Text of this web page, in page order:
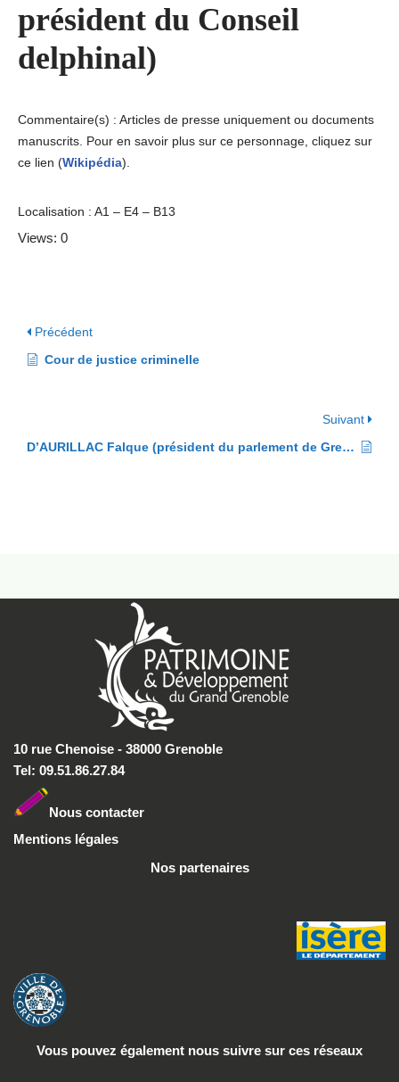
président du Conseil
delphinal)
Commentaire(s) : Articles de presse uniquement ou documents
manuscrits. Pour en savoir plus sur ce personnage, cliquez sur
ce lien (Wikipédia).
Localisation : A1 – E4 – B13
Views: 0
Précédent
Cour de justice criminelle
Suivant
D’AURILLAC Falque (président du parlement de Grenoble en 1516)
10 rue Chenoise - 38000 Grenoble
Tel: 09.51.86.27.84
Nous contacter
Mentions légales
Nos partenaires
Vous pouvez également nous suivre sur ces réseaux